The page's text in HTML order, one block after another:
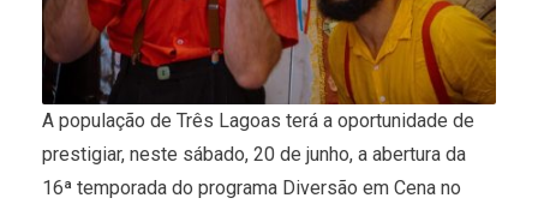
A população de Três Lagoas terá a oportunidade de
prestigiar, neste sábado, 20 de junho, a abertura da
16ª temporada do programa Diversão em Cena no